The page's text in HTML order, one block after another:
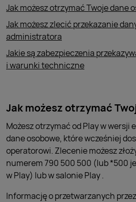
Jak możesz otrzymać Twoje dane
Jak możesz zlecić przekazanie
administratora
Jakie są zabezpieczenia
i warunki techniczne
Jak możesz otrzymać
Możesz otrzymać od Play w wersji
dane osobowe, które wcześniej
operatorowi. Zlecenie możesz
numerem 790 500 500 (lub *500
w Play) lub w salonie Play .
Informację o przetwarzanych